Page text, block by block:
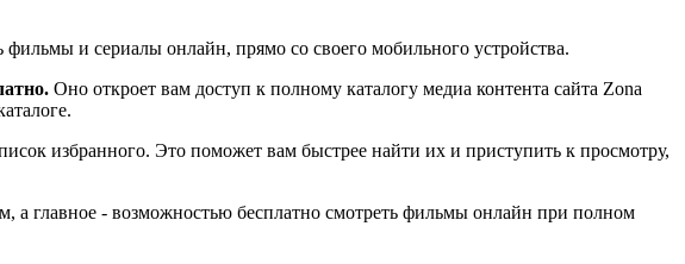
и сериалы онлайн, прямо со своего мобильного устройства.
Оно откроет вам доступ к полному каталогу медиа контента сайта Zona
избранного. Это поможет вам быстрее найти их и приступить к просмотру,
главное - возможностью бесплатно смотреть фильмы онлайн при полном